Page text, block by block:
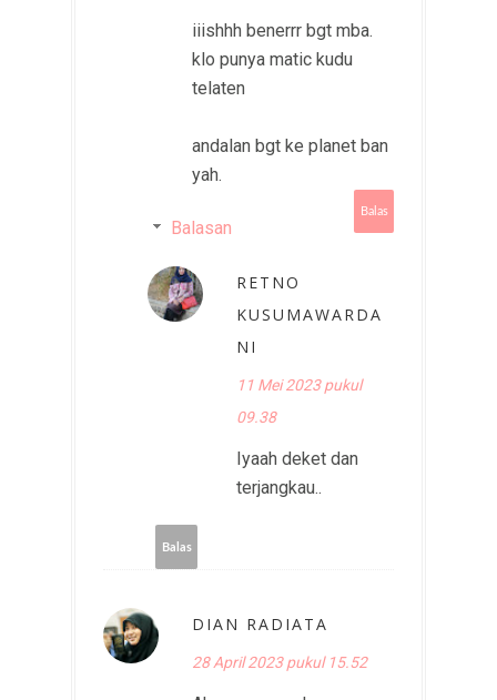
iiishhh benerrr bgt mba.
klo punya matic kudu
telaten
andalan bgt ke planet ban
yah.
Balas
Balasan
RETNO
KUSUMAWARDA
NI
11 Mei 2023 pukul
09.38
Iyaah deket dan
terjangkau..
Balas
DIAN RADIATA
28 April 2023 pukul 15.52